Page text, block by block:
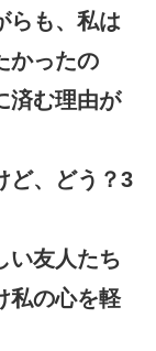
らも、私は
かったの
済む理由が
ど、どう？3
い友人たち
私の心を軽